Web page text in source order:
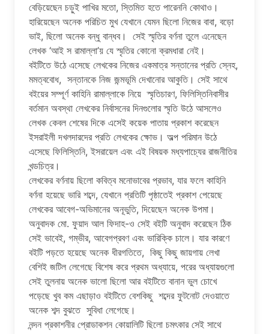
বেড়িয়েছেন চড়ুই পাখির মতো, স্তিমিত হতে পারেননি কোথাও।
হারিয়েছেন অনেক পরিচিত মুখ যেখানে যেমন ছিলো নিজের বাবা, বড়ো
ভাই, ছিলো অনেক বন্ধু বান্ধব। সেই স্মৃতির বর্ণনা তুলে এনেছেন
লেখক ‘আই স রামাল্লা’য় যে স্মৃতির কোনো ক্রমধারা নেই।
বইটিতে উঠে এসেছে লেখকের নিজের একমাত্র সন্তানের প্রতি স্নেহ,
মমত্ববোধ, সন্তানকে নিজ জন্মভূমি দেখানোর আকুতি। সেই সাথে
বইয়ের সম্পূর্ণ কাহিনি রামাল্লাকে নিয়ে স্মৃতিচারণ, ফিলিস্তিনিবাসীর
বর্তমান অবস্থা লেখকের নির্বাসনের দিনগুলোর স্মৃতি উঠে আসলেও
লেখক কেবল শেষের দিকে এসেই কয়েক পাতায় প্রকাশ করেছেন
ইসরাইলী দখলদারদের প্রতি লেখকের ক্ষোভ। অল্প পরিমান উঠে
এসেছে ফিলিস্তিনি, ইসরায়েল এবং এই বিষয়ক মধ্যপাচ্যের রাজনীতির
খন্ডচিত্র।
লেখকের বর্ণনায় ছিলো কবিত্ব মনোভাবের প্রভাব, যার ফলে কাহিনি
বর্ণনা হয়েছে ভারি শব্দে, যেখানে প্রতিটি পৃষ্ঠাতেই প্রকাশ পেয়েছে
লেখকের আবেগ-অভিমানের অনূভুতি, দিয়েছেন অনেক উপমা।
অনুবাদক মো. ফুয়াদ আল ফিদাহ-ও সেই বইটি অনুবাদ করেছেন ঠিক
সেই ভাবেই, গম্ভীর, আবেগপ্রবণ এবং ভারিক্কি চালে। যার কারণে
বইটি পড়তে হয়েছে অনেক ধীরগতিতে, কিছু কিছু জায়গায় লেখা
বেশিই জটিল লেগেছে বিশেষ করে প্রথম অধ্যায়ে, পরের অধ্যায়গুলো
সেই তুলনায় অনেক ভালো ছিলো আর বইটিতে বানান ভুল চোখে
পড়েছে খুব কম এছাড়াও বইটিতে বেশকিছু শব্দের ফুটনোট দেওয়াতে
অনেক শব্দ বুঝতে সুবিধা লেগেছে।
নন্দন প্রকাশনীর প্রোডাকশন কোয়ালিটি ছিলো চমৎকার সেই সাথে